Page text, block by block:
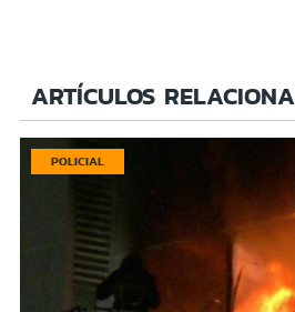
ARTÍCULOS
POLICIAL